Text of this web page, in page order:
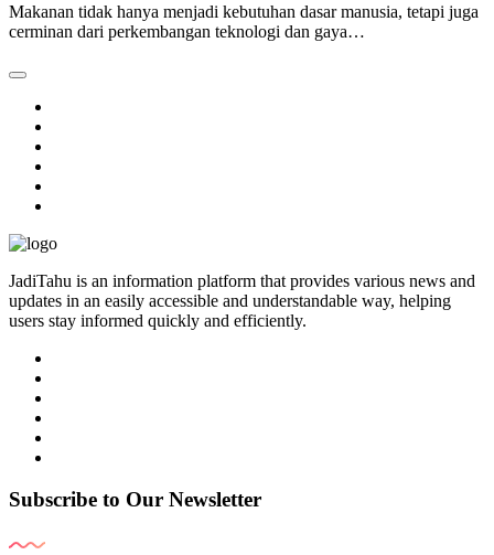
Makanan tidak hanya menjadi kebutuhan dasar manusia, tetapi juga
cerminan dari perkembangan teknologi dan gaya…
JadiTahu is an information platform that provides various news and
updates in an easily accessible and understandable way, helping
users stay informed quickly and efficiently.
Subscribe to Our Newsletter